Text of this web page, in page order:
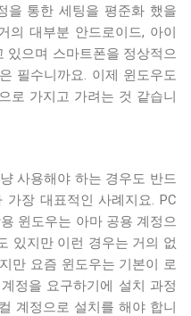
을 통한 세팅을 평준화 했을
의 대부분 안드로이드, 아이
있으며 스마트폰을 정상적으
필수니까요. 이제 윈도우도
로 가지고 가려는 것 같습니
사용해야 하는 경우도 반드
장 대표적인 사례지요. PC
윈도우는 아마 공용 계정으
있지만 이런 경우는 거의 없
만 요즘 윈도우는 기본이 로
정을 요구하기에 설치 과정
계정으로 설치를 해야 합니